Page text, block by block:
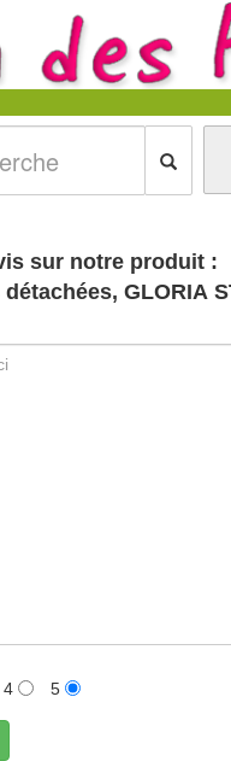
sur notre produit :
GLORIA
4 5